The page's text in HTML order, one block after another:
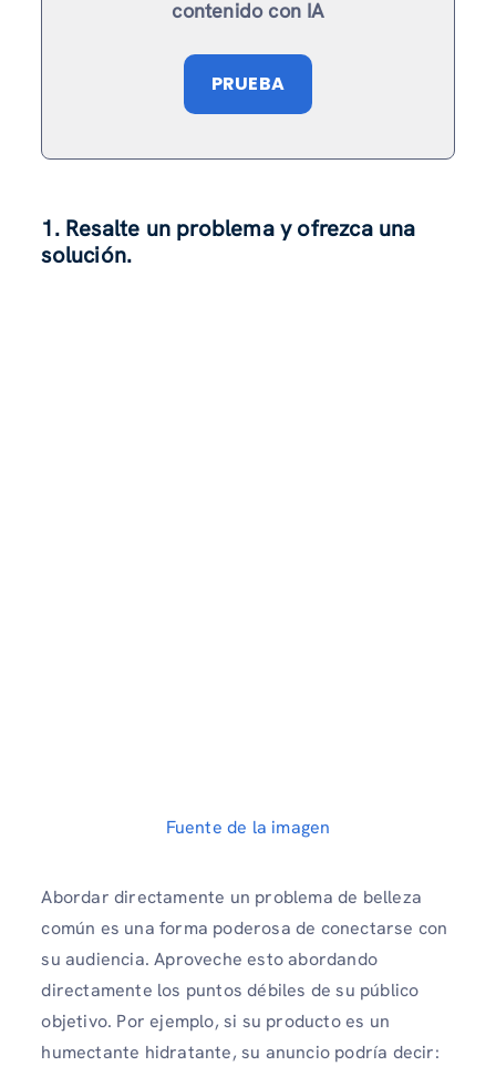
contenido con IA
PRUEBA
1. Resalte un problema y ofrezca una
solución.
Fuente de la imagen
Abordar directamente un problema de belleza
común es una forma poderosa de conectarse con
su audiencia. Aproveche esto abordando
directamente los puntos débiles de su público
objetivo. Por ejemplo, si su producto es un
humectante hidratante, su anuncio podría decir: